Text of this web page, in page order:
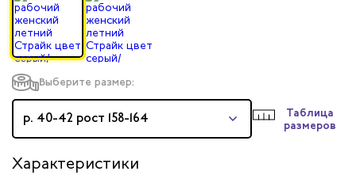
Выберите размер:
р. 40-42 рост 158-164
Таблица
размеров
Характеристики